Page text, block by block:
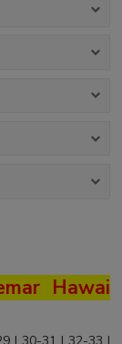
Hawai
| 30-31 | 32-33 |